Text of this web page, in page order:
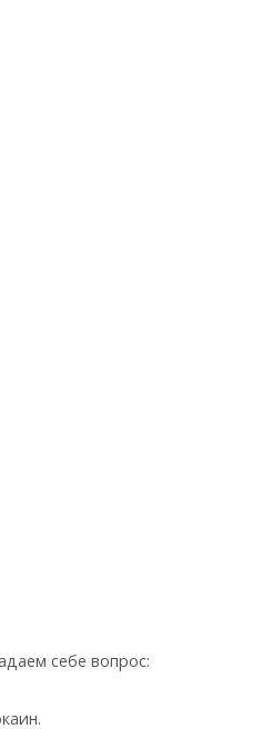
себе вопрос: